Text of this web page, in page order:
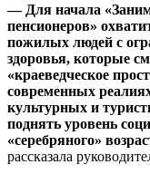
— Для начала
пенсионеров»
пожилых людей с
здоровья, которые
«краеведческое
современных
культурных и
поднять уровень
«серебряного»
рассказала